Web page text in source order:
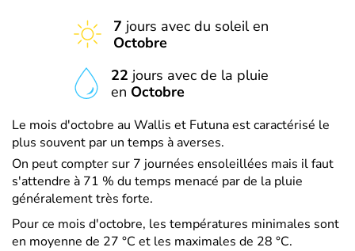
7 jours avec du soleil en
Octobre
22 jours avec de la pluie
en Octobre
Le mois d'octobre au Wallis et Futuna est caractérisé le
plus souvent par un temps à averses.
On peut compter sur 7 journées ensoleillées mais il faut
s'attendre à 71 % du temps menacé par de la pluie
généralement très forte.
Pour ce mois d'octobre, les températures minimales sont
en moyenne de 27 °C et les maximales de 28 °C.